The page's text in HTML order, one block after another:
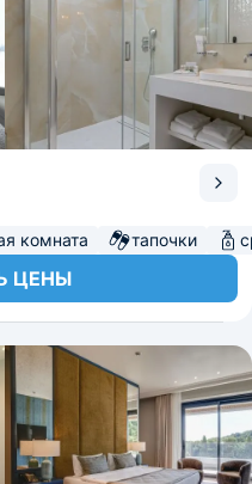
комната тапочки
ЦЕНЫ